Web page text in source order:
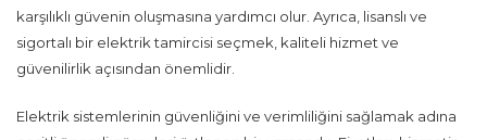
karşılıklı güvenin oluşmasına yardımcı olur. Ayrıca, lisanslı ve
sigortalı bir elektrik tamircisi seçmek, kaliteli hizmet ve
güvenilirlik açısından önemlidir.
Elektrik sistemlerinin güvenliğini ve verimliliğini sağlamak adına